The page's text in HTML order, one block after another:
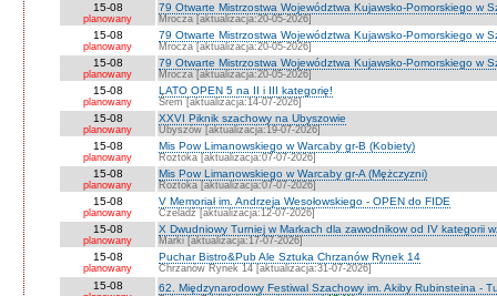
15-08
planowany
79 Otwarte Mistrzostwa Województwa Kujawsko-Pomorskiego w
Mrocza [aktualizacja:20-05-2026]
15-08
planowany
79 Otwarte Mistrzostwa Województwa Kujawsko-Pomorskiego w
Mrocza [aktualizacja:20-05-2026]
15-08
planowany
79 Otwarte Mistrzostwa Województwa Kujawsko-Pomorskiego w
Mrocza [aktualizacja:20-05-2026]
15-08
planowany
LATO OPEN 5 na II i III kategorię!
Śrem [aktualizacja:14-07-2026]
15-08
planowany
XXVI Piknik szachowy na Ubyszowie
Ubyszów [aktualizacja:19-07-2026]
15-08
planowany
Mis Pow Limanowskiego w Warcaby gr-B (Kobiety)
Roztoka [aktualizacja:07-07-2026]
15-08
planowany
Mis Pow Limanowskiego w Warcaby gr-A (Mężczyzni)
Roztoka [aktualizacja:07-07-2026]
15-08
planowany
V Memoriał im. Andrzeja Wesołowskiego - OPEN do FIDE
Czeladź [aktualizacja:12-07-2026]
15-08
planowany
X Dwudniowy Turniej w Markach dla zawodnikow od IV kategorii
Marki [aktualizacja:17-07-2026]
15-08
planowany
Puchar Bistro&Pub Ale Sztuka Chrzanów Rynek 14
Chrzanów Rynek 14 [aktualizacja:31-07-2026]
15-08 62. Międzynarodowy Festiwal Szachowy im. Akiby Rubinsteina -